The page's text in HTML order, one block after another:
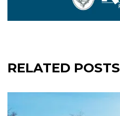
RELATED POSTS